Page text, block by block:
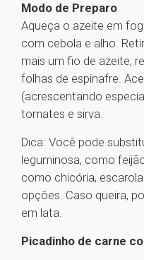
Modo de Preparo
Aqueça o azeite em
com cebola e alho.
mais um fio de azeite,
folhas de espinafre.
(acrescentando
tomates e sirva.
Dica: Você pode
leguminosa, como
como chicória,
opções. Caso queira,
em lata.
Picadinho de carne